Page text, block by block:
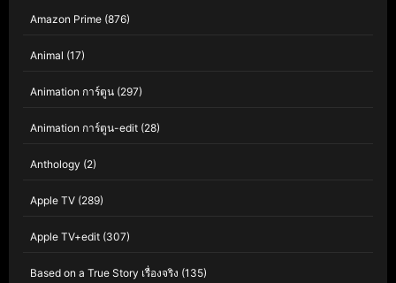
Amazon Prime (876)
Animal (17)
Animation การ์ตูน (297)
Animation การ์ตูน-edit (28)
Anthology (2)
Apple TV (289)
Apple TV+edit (307)
Based on a True Story เรื่องจริง (135)